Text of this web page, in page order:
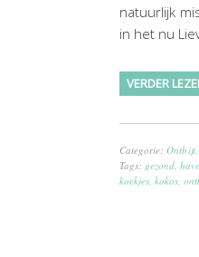
natuurlijk
in het nu
VERDER
Categorie: Ontbijt
Tags: gezond
koekjes kokos